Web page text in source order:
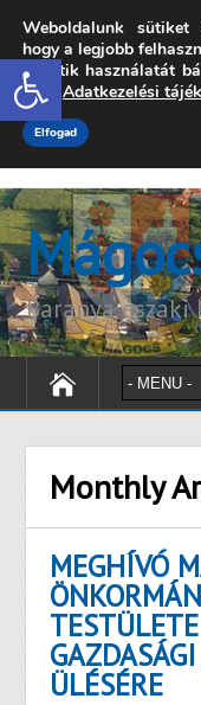
Open toolbar
7342
Elérhetőségek
Baranya északi
Monthly
MEGHÍVÓ
ÜLÉSÉRE
Weboldalunk sütiket
hogy a legjobb
A sütik használatát
erről Adatkezelési
Elfogad